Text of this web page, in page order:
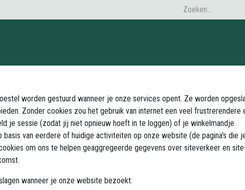
worden gestuurd wanneer je onze services opent. Ze worden
Zonder cookies zou het gebruik van internet een veel frustrerendere
je sessie (zodat jij niet opnieuw hoeft in te loggen) of je winkelmandje.
van eerdere of huidige activiteiten op onze website (de pagina's die
om ons te helpen geaggregeerde gegevens over siteverkeer en
wanneer je onze website bezoekt: